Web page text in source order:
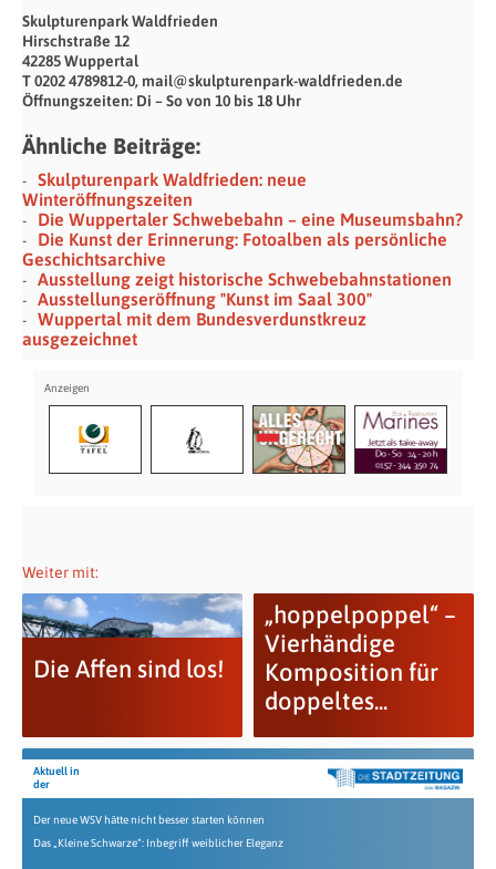
Skulpturenpark Waldfrieden
Hirschstraße 12
42285 Wuppertal
T 0202 4789812-0, mail@skulpturenpark-waldfrieden.de
Öffnungszeiten: Di – So von 10 bis 18 Uhr
Ähnliche Beiträge:
Skulpturenpark Waldfrieden: neue
Winteröffnungszeiten
Die Wuppertaler Schwebebahn – eine Museumsbahn?
Die Kunst der Erinnerung: Fotoalben als persönliche
Geschichtsarchive
Ausstellung zeigt historische Schwebebahnstationen
Ausstellungseröffnung "Kunst im Saal 300"
Wuppertal mit dem Bundesverdunstkreuz
ausgezeichnet
Weiter mit:
Die Affen sind los!
„hoppelpoppel“ –
Vierhändige
Komposition für
doppeltes...
Aktuell in
der
Der neue WSV hätte nicht besser starten können
Das „Kleine Schwarze“: Inbegriff weiblicher Eleganz